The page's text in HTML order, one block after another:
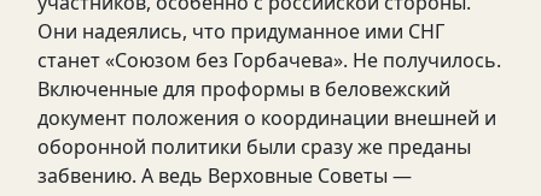
Они надеялись, что придуманное ими СНГ
станет «Союзом без Горбачева». Не получилось.
Включенные для проформы в беловежский
документ положения о координации внешней и
оборонной политики были сразу же преданы
забвению. А ведь Верховные Советы —